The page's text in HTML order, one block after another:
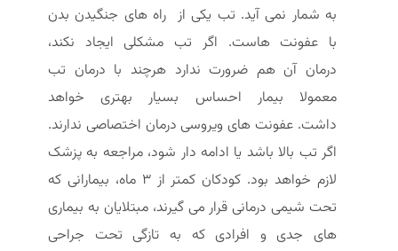
به شمار نمی آید. تب یکی از راه های جنگیدن بدن
با عفونت هاست. اگر تب مشکلی ایجاد نکند،
درمان آن هم ضرورت ندارد هرچند با درمان تب
معمولا بیمار احساس بسیار بهتری خواهد
داشت. عفونت های ویروسی درمان اختصاصی ندارند.
اگر تب بالا باشد یا ادامه دار شود، مراجعه به پزشک
لازم خواهد بود. کودکان کمتر از 3 ماه، بیمارانی که
تحت شیمی درمانی قرار می گیرند، مبتلایان به بیماری
های جدی و افرادی که به تازگی تحت جراحی